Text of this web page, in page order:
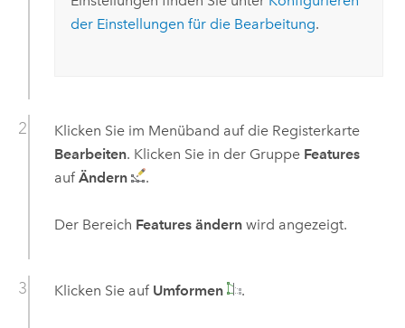
der Einstellungen für die Bearbeitung.
Klicken Sie im Menüband auf die Registerkarte
Bearbeiten. Klicken Sie in der Gruppe Features
auf Ändern .
Der Bereich Features ändernwird angezeigt.
Klicken Sie auf Umformen .